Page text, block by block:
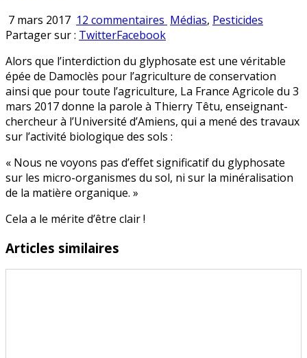
7 mars 2017 12 commentaires sur
n’a
pas
d’effets
sur
les
sols
Publié
Médias, Pesticides
Partager sur : TwitterFacebook
Alors que l’interdiction du glyphosate est une véritable
épée de Damoclès pour l’agriculture de conservation
ainsi que pour toute l’agriculture, La France Agricole du 3
mars 2017 donne la parole à Thierry Têtu, enseignant-
chercheur à l’Université d’Amiens, qui a mené des travaux
sur l’activité biologique des sols :
« Nous ne voyons pas d’effet significatif du glyphosate
sur les micro-organismes du sol, ni sur la minéralisation
de la matière organique. »
Cela a le mérite d’être clair !
Articles similaires